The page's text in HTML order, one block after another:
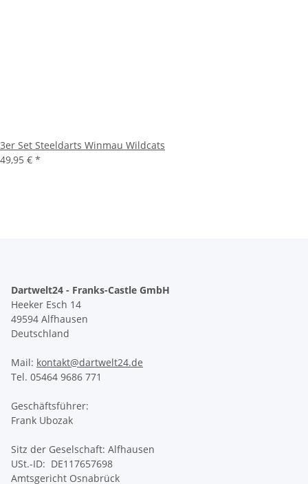
3er Set Steeldarts Winmau Wildcats
49,95 € *
Dartwelt24 - Franks-Castle GmbH
Heeker Esch 14
49594 Alfhausen
Deutschland
Mail: kontakt@dartwelt24.de
Tel. 05464 9686 771
Geschäftsführer:
Frank Ubozak
Sitz der Geselschaft: Alfhausen
USt.-ID: DE117657698
Amtsgericht Osnabrück